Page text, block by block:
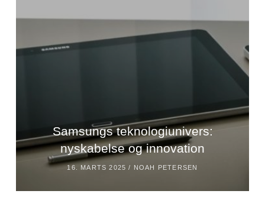
Samsungs teknologiunivers:
nyskabelse og innovation
16. MARTS 2025 / NOAH PETERSEN